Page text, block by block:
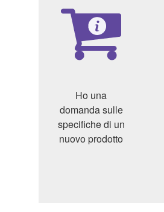
Ho una
domanda sulle
specifiche di un
nuovo prodotto